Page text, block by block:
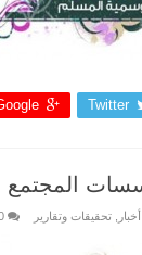
Twitter
+
المجتمع
أخبار تحقيقات وتقارير